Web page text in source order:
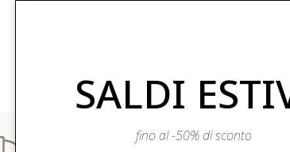
SALDI
fino al -50% di sconto